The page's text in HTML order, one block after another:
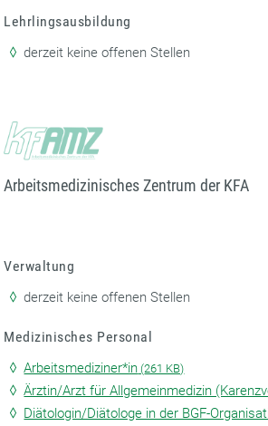
Lehrlingsausbildung
derzeit keine offenen Stellen
Arbeitsmedizinisches Zentrum der KFA
Verwaltung
derzeit keine offenen Stellen
Medizinisches Personal
Arbeitsmediziner*in (261 KB)
Ärztin/Arzt für Allgemeinmedizin
Diätologin/Diätologe in der BGF-